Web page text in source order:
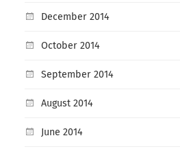
December 2014
October 2014
September 2014
August 2014
June 2014